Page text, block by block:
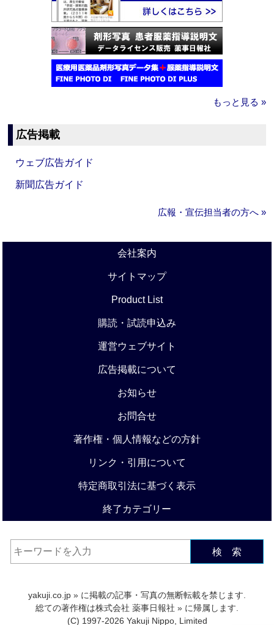
もっと見る »
広告掲載
ウェブ広告ガイド
新聞広告ガイド
広報・宣伝担当者の方へ »
会社案内
サイトマップ
Product List
購読・試読申込み
運営ウェブサイト
広告掲載について
お知らせ
お問合せ
著作権・個人情報などの方針
リンク・引用について
特定商取引法に基づく表示
終了カテゴリー
検 索
yakuji.co.jp » に掲載の記事・写真の無断転載を禁じます.
総ての著作権は株式会社 薬事日報社 » に帰属します.
(C) 1997-2026 Yakuji Nippo, Limited